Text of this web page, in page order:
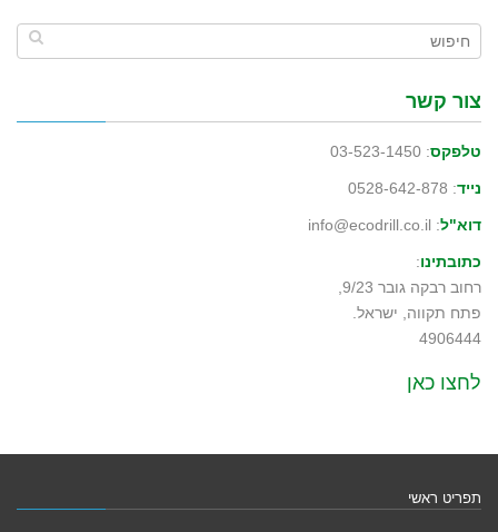
צור קשר
טלפקס: 03-523-1450
נייד: 0528-642-878
דוא"ל: info@ecodrill.co.il
כתובתינו:
רחוב רבקה גובר 9/23,
פתח תקווה, ישראל.
4906444
לחצו כאן
תפריט ראשי